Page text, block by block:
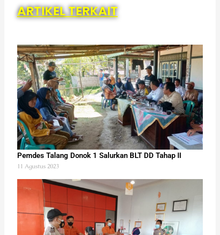
ARTIKEL TERKAIT
Pemdes Talang Donok 1 Salurkan BLT DD Tahap II
11 Agustus 2023